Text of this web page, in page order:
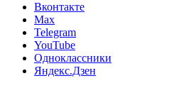
Вконтакте
Max
Telegram
YouTube
Одноклассники
Яндекс.Дзен